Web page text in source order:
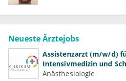
Neueste Ärztejobs
Assistenzarzt (m/w/d)
Intensivmedizin und
Anästhesiologie